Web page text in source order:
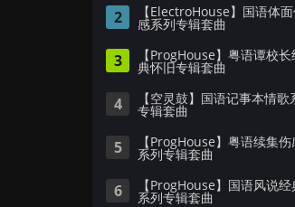
2 【ElectroHouse】国语体
感系列专辑套曲
3 【ProgHouse】粤语谭校长
典怀旧专辑套曲
4 【空灵鼓】国语记事本情歌
专辑套曲
5 【ProgHouse】粤语续集伤
系列专辑套曲
6 【ProgHouse】国语风说经
系列专辑套曲